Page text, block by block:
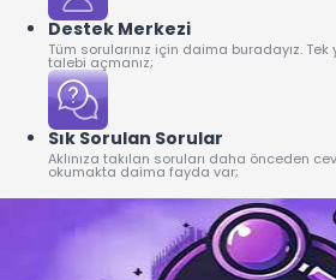
Destek Merkezi
Tüm sorularınız için daima buradayız.
talebi açmanız;
Sık Sorulan Sorular
Aklınıza takılan soruları daha önceden
okumakta daima fayda var;